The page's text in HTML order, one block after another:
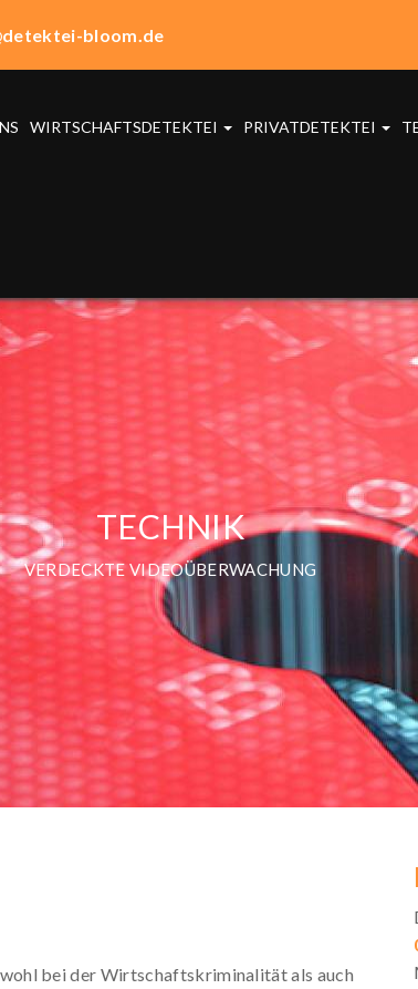
bloom.de
WIRTSCHAFTSDETEKTEI PRIVATDETEKTEI
TECHNIK
VERDECKTE VIDEOÜBERWACHUNG
bei der Wirtschaftskriminalität als auch